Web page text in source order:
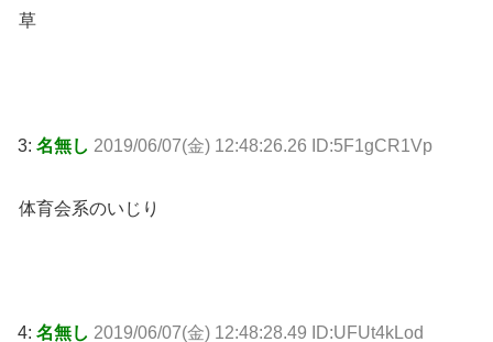
草
3: 名無し 2019/06/07(金) 12:48:26.26 ID:5F1gCR1Vp
体育会系のいじり
4: 名無し 2019/06/07(金) 12:48:28.49 ID:UFUt4kLod